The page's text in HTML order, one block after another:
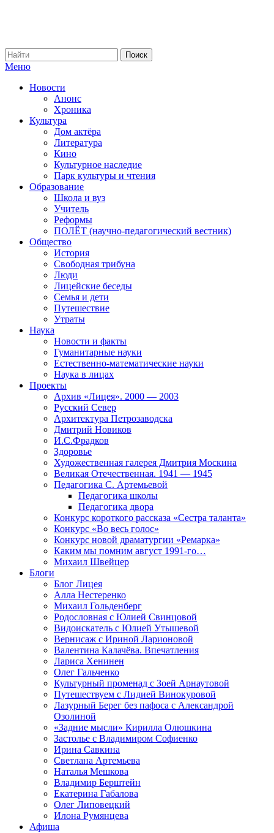
Меню
Новости
Анонс
Хроника
Культура
Дом актёра
Литература
Кино
Культурное наследие
Парк культуры и чтения
Образование
Школа и вуз
Учитель
Реформы
ПОЛЁТ (научно-педагогический вестник)
Общество
История
Свободная трибуна
Люди
Лицейские беседы
Семья и дети
Путешествие
Утраты
Наука
Новости и факты
Гуманитарные науки
Естественно-математические науки
Наука в лицах
Проекты
Архив «Лицея». 2000 — 2003
Русский Север
Архитектура Петрозаводска
Дмитрий Новиков
И.С.Фрадков
Здоровье
Художественная галерея Дмитрия Москина
Великая Отечественная. 1941 — 1945
Педагогика С. Артемьевой
Педагогика школы
Педагогика двора
Конкурс короткого рассказа «Сестра таланта»
Конкурс «Во весь голос»
Конкурс новой драматургии «Ремарка»
Каким мы помним август 1991-го…
Михаил Швейцер
Блоги
Блог Лицея
Алла Нестеренко
Михаил Гольденберг
Родословная с Юлией Свинцовой
Видоискатель с Юлией Утышевой
Вернисаж с Ириной Ларионовой
Валентина Калачёва. Впечатления
Лариса Хенинен
Олег Гальченко
Культурный променад с Зоей Арнаутовой
Путешествуем с Лидией Винокуровой
Лазурный Берег без пафоса с Александрой
Озолиной
«Задние мысли» Кирилла Олюшкина
Застолье с Владимиром Софиенко
Ирина Савкина
Светлана Артемьева
Наталья Мешкова
Владимир Берштейн
Екатерина Габалова
Олег Липовецкий
Илона Румянцева
Афиша